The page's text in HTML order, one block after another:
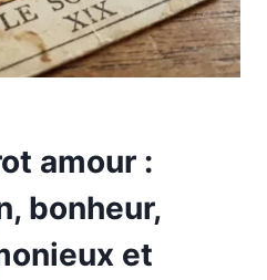
amour :
bonheur,
et